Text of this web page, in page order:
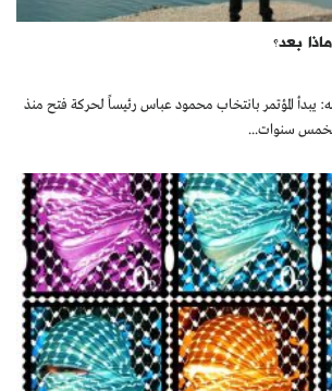
بعد؟
يبدأ المؤتمر بانتخاب محمود عباس رئيساً لحركة فتح منذ
ولخمس سنوات...